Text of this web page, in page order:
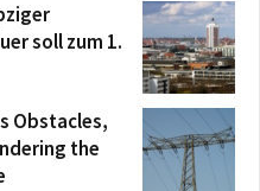
soll zum 1.
Obstacles,
the